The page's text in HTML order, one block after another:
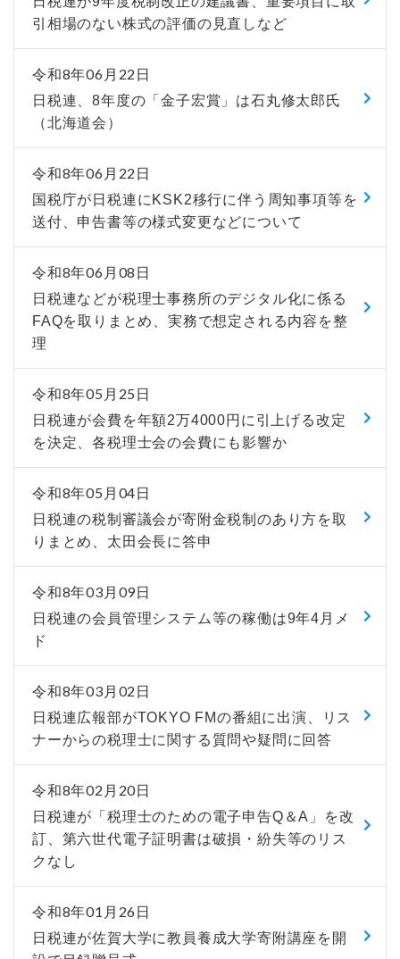
引相場のない株式の評価の見直しなど
令和8年06月22日
日税連、8年度の「金子宏賞」は石丸修太郎氏
（北海道会）
令和8年06月22日
国税庁が日税連にKSK2移行に伴う周知事項等を
送付、申告書等の様式変更などについて
令和8年06月08日
日税連などが税理士事務所のデジタル化に係る
FAQを取りまとめ、実務で想定される内容を整
理
令和8年05月25日
日税連が会費を年額2万4000円に引上げる改定
を決定、各税理士会の会費にも影響か
令和8年05月04日
日税連の税制審議会が寄附金税制のあり方を取
りまとめ、太田会長に答申
令和8年03月09日
日税連の会員管理システム等の稼働は9年4月メ
ド
令和8年03月02日
日税連広報部がTOKYO FMの番組に出演、リス
ナーからの税理士に関する質問や疑問に回答
令和8年02月20日
日税連が「税理士のための電子申告Q＆A」を改
訂、第六世代電子証明書は破損・紛失等のリス
クなし
令和8年01月26日
日税連が佐賀大学に教員養成大学寄附講座を開